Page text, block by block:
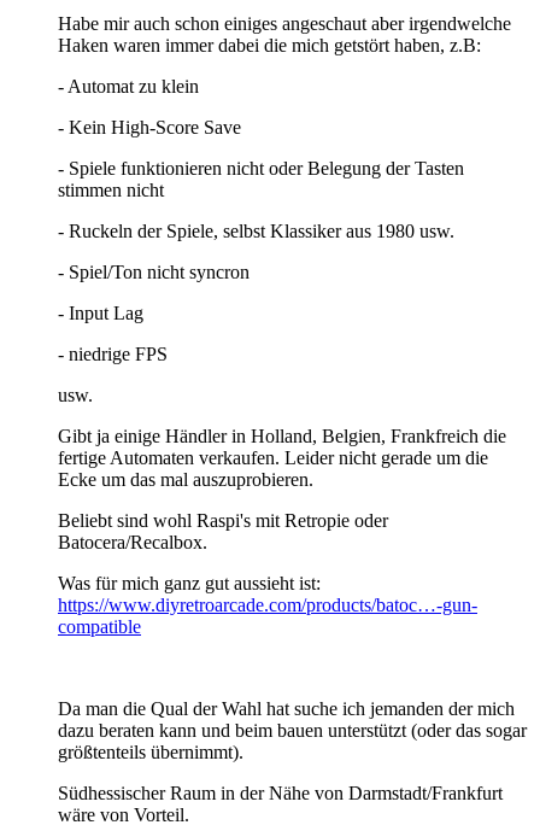
Habe mir auch schon einiges angeschaut aber irgendwelche
Haken waren immer dabei die mich getstört haben, z.B:
- Automat zu klein
- Kein High-Score Save
- Spiele funktionieren nicht oder Belegung der Tasten
stimmen nicht
- Ruckeln der Spiele, selbst Klassiker aus 1980 usw.
- Spiel/Ton nicht syncron
- Input Lag
- niedrige FPS
usw.
Gibt ja einige Händler in Holland, Belgien, Frankfreich die
fertige Automaten verkaufen. Leider nicht gerade um die
Ecke um das mal auszuprobieren.
Beliebt sind wohl Raspi's mit Retropie oder
Batocera/Recalbox.
Was für mich ganz gut aussieht ist:
https://www.diyretroarcade.com/products/batoc…-gun-
compatible
Da man die Qual der Wahl hat suche ich jemanden der mich
dazu beraten kann und beim bauen unterstützt (oder das sogar
größtenteils übernimmt).
Südhessischer Raum in der Nähe von Darmstadt/Frankfurt
wäre von Vorteil.